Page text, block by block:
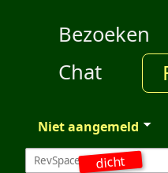
dicht
Bezoeken
Chat
Niet aangemeld